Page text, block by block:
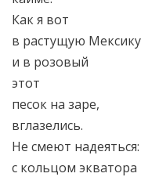
Как я вот
в растущую Мексику
и в розовый
этот
песок на заре,
вглазелись.
Не смеют надеяться:
с кольцом экватора